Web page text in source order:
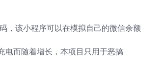
，该小程序可以在模拟自己的微信余额
电而随着增长，本项目只用于恶搞